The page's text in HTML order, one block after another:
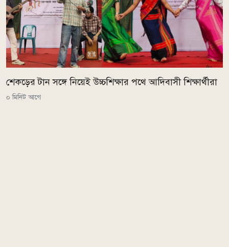
শেকড়ের টান সঙ্গে নিয়েই উচ্চশিক্ষার পথে আদিবাসী শিক্ষার্থীরা
০ মিনিট আগে